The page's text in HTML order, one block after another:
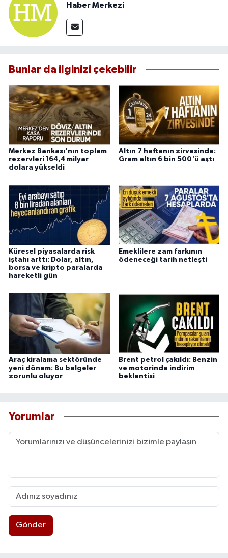
Haber Merkezi
Bunlar da ilginizi çekebilir
Merkez Bankası'nın toplam
rezervleri 164,4 milyar
dolara yükseldi
Altın 7 haftanın zirvesinde:
Gram altın 6 bin 500'ü aştı
Küresel piyasalarda risk
iştahı arttı: Dolar, altın,
borsa ve kripto paralarda
hareketli gün
Emeklilere zam farkının
ödeneceği tarih netleşti
Araç kiralama sektöründe
yeni dönem: Bu belgeler
zorunlu oluyor
Brent petrol çakıldı: Benzin
ve motorinde indirim
beklentisi
Yorumlar
Gönder